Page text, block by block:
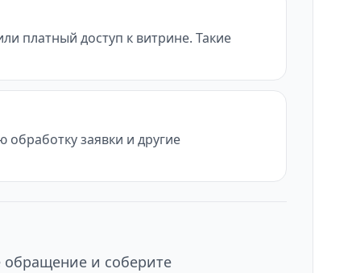
платный доступ к витрине. Такие
заявки и другие
обращение и соберите